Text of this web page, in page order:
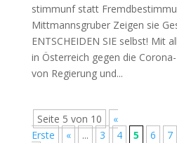
stimmunf statt
Mittmannsgruber Zei­gen sie
ENTSCHEIDEN SIE selbst! Mit
in Öster­reich gegen die
von Regie­rung und...
Seite 5 von 10
«
Erste
« ... 3 4 5 6 7